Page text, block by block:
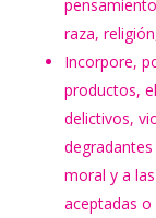
raza,
Incorpore,
productos,
delictivos,
moral y a
aceptadas o